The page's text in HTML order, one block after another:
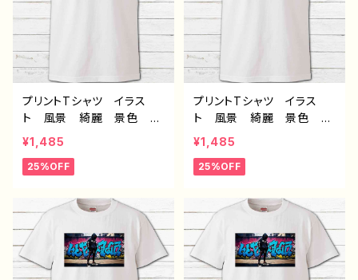
プリントTシャツ イラス
ト 風景 綺麗 景色 美
しい エモい かっこい
い おしゃれ メンズ レデ
ィース 個性的 おすす
ー 絵師 クリエイター
白 半袖シャツ コラボ
オリジナル デザイン グッ
ズ ノンブランド H-7
¥1,485
25%OFF
プリントTシャツ イラス
ト 風景 綺麗 景色 美
しい エモい かっこいい
女子 かわいい女の子 お
しゃれ メンズ レディー
気 イラストレーター 絵
師 クリエイター 白 半
袖シャツ コラボ オリジ
ナル デザイン グッズ ノ
ンブランド H-7
¥1,485
25%OFF